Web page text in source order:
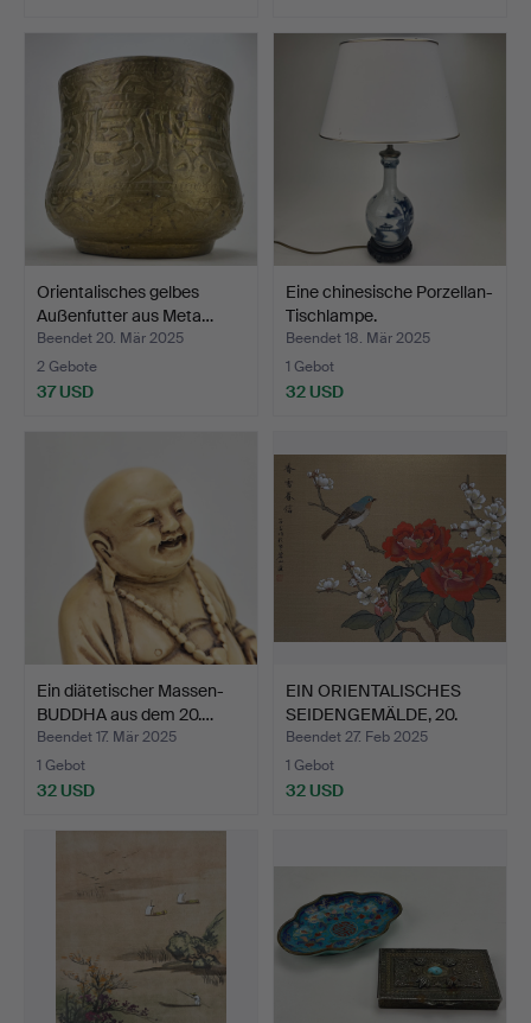
Orientalisches gelbes
Außenfutter aus Meta…
Beendet 20. Mär 2025
2 Gebote
37 USD
Eine chinesische Porzellan-
Tischlampe.
Beendet 18. Mär 2025
1 Gebot
32 USD
Ein diätetischer Massen-
BUDDHA aus dem 20.…
Beendet 17. Mär 2025
1 Gebot
32 USD
EIN ORIENTALISCHES
SEIDENGEMÄLDE, 20.
Jahr…
Beendet 27. Feb 2025
1 Gebot
32 USD